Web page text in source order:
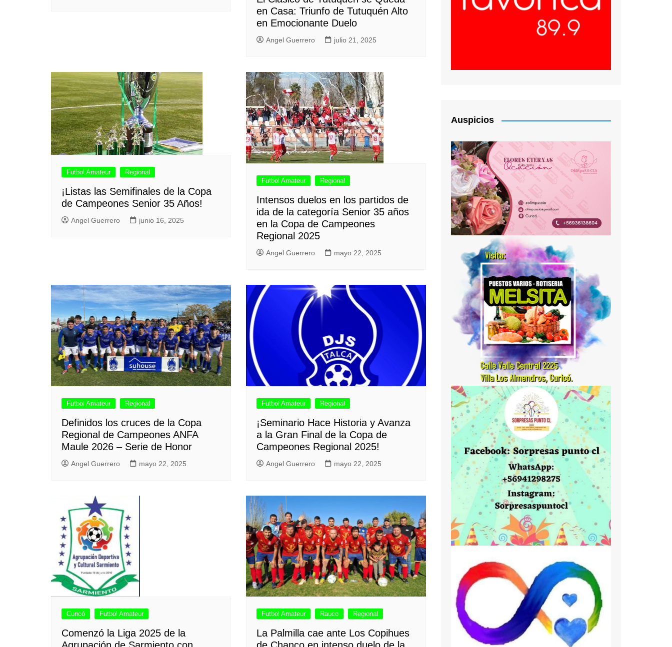
en Casa: Triunfo de Tutuquén Alto
en Emocionante Duelo
Angel Guerrero julio 21, 2025
Futbol Amateur Regional
¡Listas las Semifinales de la Copa
de Campeones Senior 35 Años!
Angel Guerrero junio 16, 2025
Futbol Amateur Regional
Intensos duelos en los partidos de
ida de la categoría Senior 35 años
en la Copa de Campeones
Regional 2025
Angel Guerrero mayo 22, 2025
Futbol Amateur Regional
Definidos los cruces de la Copa
Regional de Campeones ANFA
Maule 2026 – Serie de Honor
Angel Guerrero mayo 22, 2025
Futbol Amateur Regional
¡Seminario Hace Historia y Avanza
a la Gran Final de la Copa de
Campeones Regional 2025!
Angel Guerrero mayo 22, 2025
Curicó Futbol Amateur
Comenzó la Liga 2025 de la
Futbol Amateur Rauco Regional
La Palmilla cae ante Los Copihues
Auspicios